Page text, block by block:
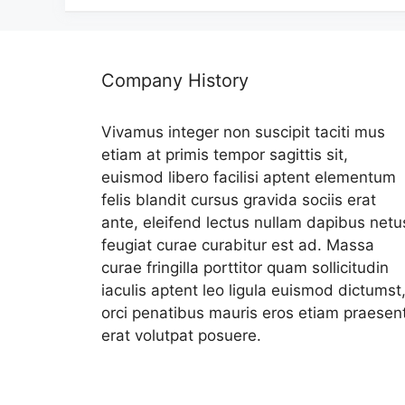
Company History
Vivamus integer non suscipit taciti mus
etiam at primis tempor sagittis sit,
euismod libero facilisi aptent elementum
felis blandit cursus gravida sociis erat
ante, eleifend lectus nullam dapibus
feugiat curae curabitur est ad. Massa
curae fringilla porttitor quam sollicitudin
iaculis aptent leo ligula euismod dictumst,
orci penatibus mauris eros etiam
erat volutpat posuere.